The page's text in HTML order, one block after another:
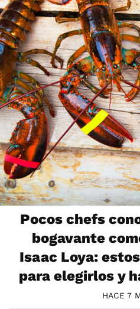
Pocos chefs
bogavante
Isaac Loya:
para elegirlos y
HACE 7